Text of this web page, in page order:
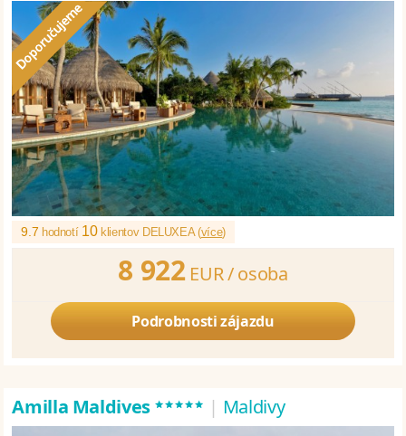
9.7 hodnotí 10klientov DELUXEA (více)
8 922 EUR /osoba
Podrobnosti zájazdu
Amilla Maldives***** | Maldivy